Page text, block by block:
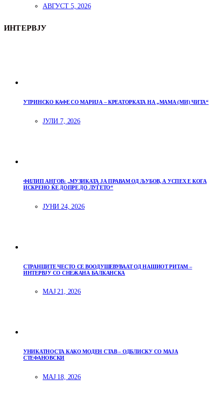
АВГУСТ 5, 2026
ИНТЕРВЈУ
УТРИНСКО КАФЕ СО МАРИЈА – КРЕАТОРКАТА НА „МАМА (МИ) ЧИТА“
ЈУЛИ 7, 2026
ФИЛИП АНГОВ: „МУЗИКАТА ЈА ПРАВАМ ОД ЉУБОВ, А УСПЕХ Е КОГА
ИСКРЕНО ЌЕ ДОПРЕ ДО ЛУЃЕТО“
ЈУНИ 24, 2026
СТРАНЦИТЕ ЧЕСТО СЕ ВООДУШЕВУВААТ ОД НАШИОТ РИТАМ –
ИНТЕРВЈУ СО СНЕЖАНА БАЛКАНСКА
МАЈ 21, 2026
УНИКАТНОСТА КАКО МОДЕН СТАВ – ОДБЛИСКУ СО МАЈА
СТЕФАНОВСКИ
МАЈ 18, 2026